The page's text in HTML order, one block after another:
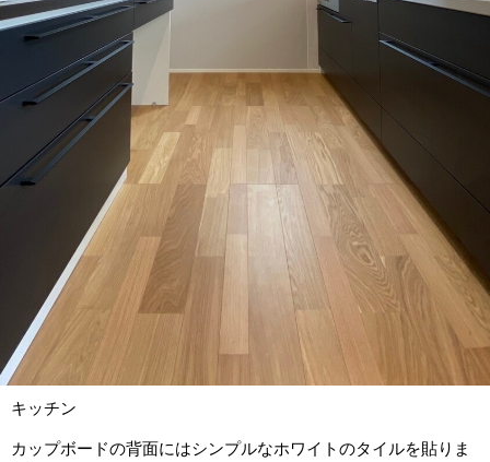
キッチン
カップボードの背面にはシンプルなホワイトのタイルを貼りま